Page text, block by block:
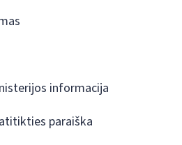
informacija
paraiška